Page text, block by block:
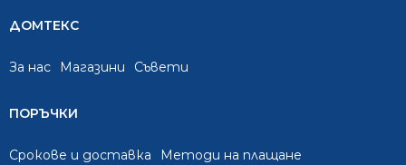
ДОМТЕКС
За нас Mагазини Съвети
ПОРЪЧКИ
Срокове и доставка
Методи на плащане